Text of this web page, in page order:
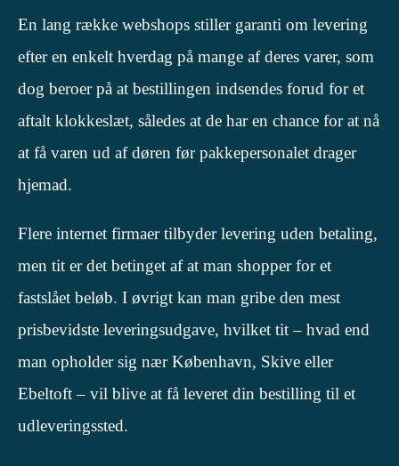
En lang række webshops stiller garanti om levering
efter en enkelt hverdag på mange af deres varer, som
dog beroer på at bestillingen indsendes forud for et
aftalt klokkeslæt, således at de har en chance for at nå
at få varen ud af døren før pakkepersonalet drager
hjemad.
Flere internet firmaer tilbyder levering uden betaling,
men tit er det betinget af at man shopper for et
fastslået beløb. I øvrigt kan man gribe den mest
prisbevidste leveringsudgave, hvilket tit – hvad end
man opholder sig nær København, Skive eller
Ebeltoft – vil blive at få leveret din bestilling til et
udleveringssted.